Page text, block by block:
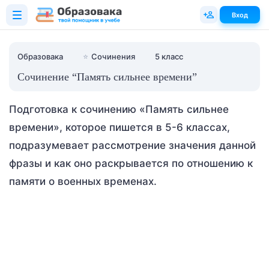
Образовака ⭐ Сочинения 5 класс
Сочинение “Память сильнее времени”
Подготовка к сочинению «Память сильнее
времени», которое пишется в 5-6 классах,
подразумевает рассмотрение значения данной
фразы и как оно раскрывается по отношению к
памяти о военных временах.
Вход